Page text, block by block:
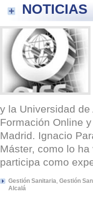
NOTICIAS
y la Universidad
Formación Online
Madrid. Ignacio
Máster, como lo
participa como
Gestión Sanitaria Gestión
Alcalá